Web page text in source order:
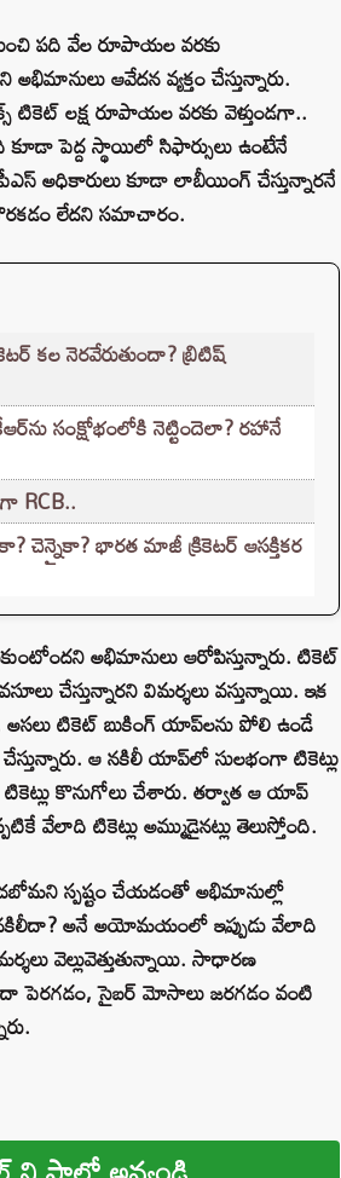
పది వేల రూపాయల వరకు
ఆవేదన వ్యక్తం చేస్తున్నారు.
లక్ష రూపాయల వరకు వెళ్తుండగా..
కూడా పెద్ద స్థాయిలో సిఫార్సులు ఉంటేనే
అధికారులు కూడా లాబీయింగ్ చేస్తున్నారనే
దొరకడం లేదని సమాచారం.
కల నెరవేరుతుందా? బ్రిటిష్
సంక్షోభంలోకి నెట్టిందెలా? రహానే
RCB..
చెన్నైకా? భారత మాజీ క్రికెటర్ ఆసక్తికర
అభిమానులు ఆరోపిస్తున్నారు. టికెట్
చేస్తున్నారని విమర్శలు వస్తున్నాయి. ఇక
టికెట్ బుకింగ్ యాప్‌లను పోలి ఉండే
ఆ నకిలీ యాప్‌లో సులభంగా టికెట్లు
కొనుగోలు చేశారు. తర్వాత ఆ యాప్
వేలాది టికెట్లు అమ్ముడైనట్లు తెలుస్తోంది.
స్పష్టం చేయడంతో అభిమానుల్లో
అనే అయోమయంలో ఇప్పుడు వేలాది
వెల్లువెత్తుతున్నాయి. సాధారణ
పెరగడం, సైబర్ మోసాలు జరగడం వంటి